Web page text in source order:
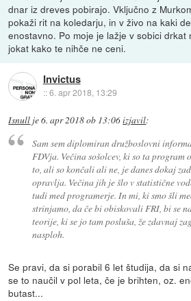
dnar iz dreves pobirajo. Vključno z
pokaži rit na koledarju, in v živo na kaki
enostavno. Po moje je lažje v sobici drkat
jokat kako te nihče ne ceni.
Invictus
::6. apr 2018, 13:29
Isnull je6. apr 2018 ob 13:06izjavil:
Sam sem diplomiran družboslovni
FDVja. Večina sošolcev, ki so ta program
to, ali so končali ali ne, je danes dokaj
opravlja. Večina jih je šlo v statistične
tudi med programerje. In mi, ki smo šli
strinjamo, da če bi obiskovali FRI, bi se
teorije, ki se jo tam posluša, že zdavnaj
nasploh.
Se pravi, da si porabil 6 let študija, da si
se to naučil v pol leta, če je brihten, oz.
butast...